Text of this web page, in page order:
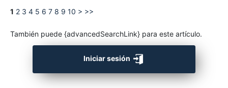
1 2 3 4 5 6 7 8 9 10 > >>
También puede {advancedSearchLink} para este artículo.
Iniciar sesión